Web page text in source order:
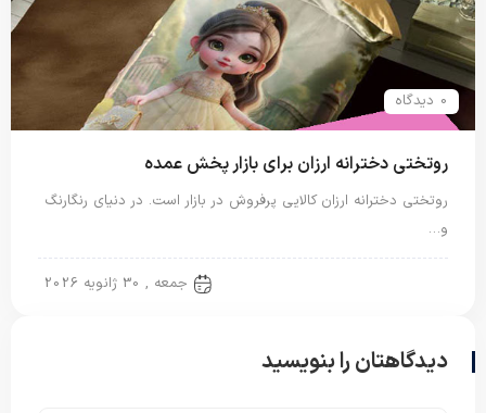
0 دیدگاه
روتختی دخترانه ارزان برای بازار پخش عمده
روتختی دخترانه ارزان کالایی پرفروش در بازار است. در دنیای رنگارنگ
و…
جمعه , 30 ژانویه 2026
دیدگاهتان را بنویسید